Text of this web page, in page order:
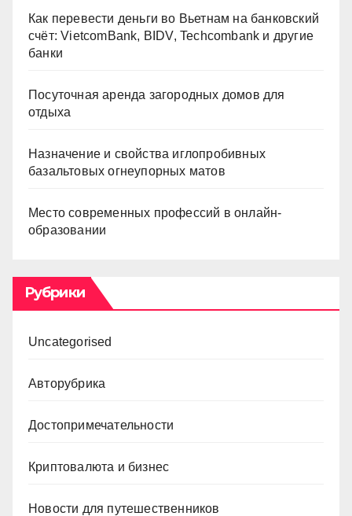
Как перевести деньги во Вьетнам на банковский
счёт: VietcomBank, BIDV, Techcombank и другие
банки
Посуточная аренда загородных домов для
отдыха
Назначение и свойства иглопробивных
базальтовых огнеупорных матов
Место современных профессий в онлайн-
образовании
Рубрики
Uncategorised
Авторубрика
Достопримечательности
Криптовалюта и бизнес
Новости для путешественников